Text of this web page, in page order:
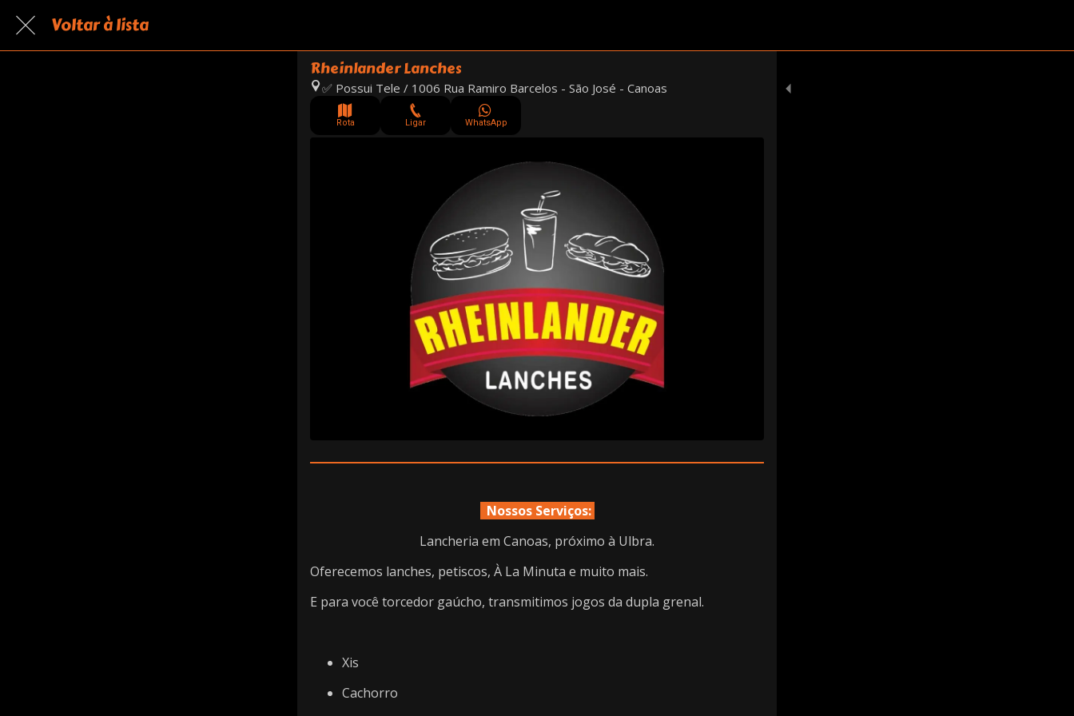
Voltar à lista
Rheinlander Lanches
✅ Possui Tele / 1006 Rua Ramiro Barcelos - São José - Canoas
Rota Ligar WhatsApp
Nossos Serviços:
Lancheria em Canoas, próximo à Ulbra.
Oferecemos lanches, petiscos, À La Minuta e muito mais.
E para você torcedor gaúcho, transmitimos jogos da dupla grenal.
Xis
Cachorro